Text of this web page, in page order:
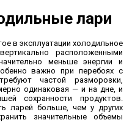
лари
в эксплуатации холодильное
расположенными
меньше энергии и
важно при перебоях с
частой разморозки,
одинаковая — и на дне, и
сохранности продуктов.
ларей больше, чем у других
значительные объемы